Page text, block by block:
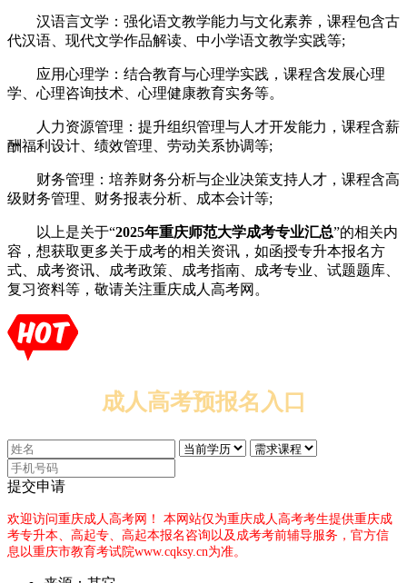
汉语言文学：强化语文教学能力与文化素养，课程包含古
代汉语、现代文学作品解读、中小学语文教学实践等;
应用心理学：结合教育与心理学实践，课程含发展心理
学、心理咨询技术、心理健康教育实务等。
人力资源管理：提升组织管理与人才开发能力，课程含薪
酬福利设计、绩效管理、劳动关系协调等;
财务管理：培养财务分析与企业决策支持人才，课程含高
级财务管理、财务报表分析、成本会计等;
以上是关于“2025年重庆师范大学成考专业汇总”的相关内
容，想获取更多关于成考的相关资讯，如函授专升本报名方
式、成考资讯、成考政策、成考指南、成考专业、试题题库、
复习资料等，敬请关注重庆成人高考网。
成人高考预报名入口
提交申请
欢迎访问重庆成人高考网！ 本网站仅为重庆成人高考考生提供重庆成
考专升本、高起专、高起本报名咨询以及成考考前辅导服务，官方信
息以重庆市教育考试院www.cqksy.cn为准。